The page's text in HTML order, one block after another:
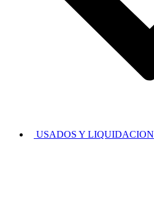
USADOS Y LIQUIDACION